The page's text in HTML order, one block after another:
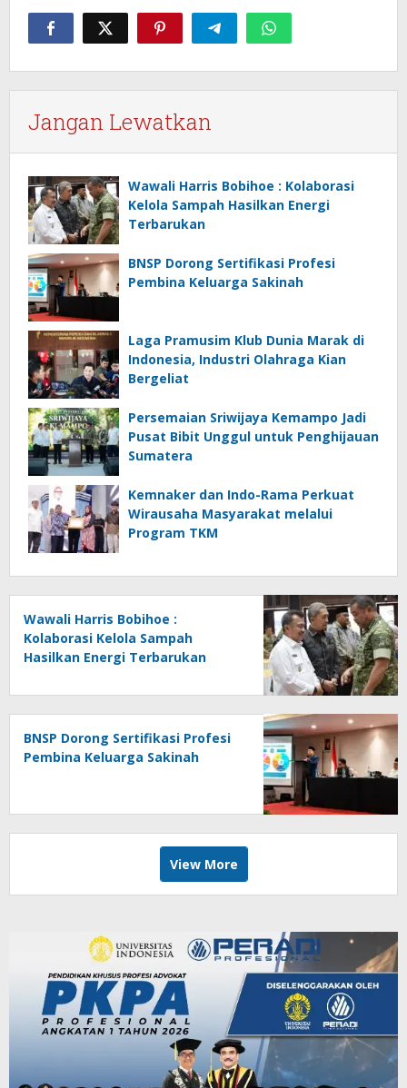
Jangan Lewatkan
Wawali Harris Bobihoe : Kolaborasi
Kelola Sampah Hasilkan Energi
Terbarukan
BNSP Dorong Sertifikasi Profesi
Pembina Keluarga Sakinah
Laga Pramusim Klub Dunia Marak di
Indonesia, Industri Olahraga Kian
Bergeliat
Persemaian Sriwijaya Kemampo Jadi
Pusat Bibit Unggul untuk Penghijauan
Sumatera
Kemnaker dan Indo-Rama Perkuat
Wirausaha Masyarakat melalui
Program TKM
Wawali Harris Bobihoe :
Kolaborasi Kelola Sampah
Hasilkan Energi Terbarukan
BNSP Dorong Sertifikasi Profesi
Pembina Keluarga Sakinah
View More